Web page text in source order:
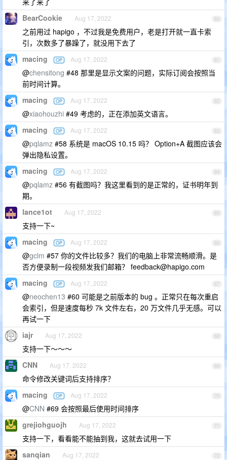
60
BearCookie Aug 17, 2022
之前用过 hapigo ，不过我是免费用户，老是打开就一直卡索
引，次数多了暴躁了，就没用下去了
61
macing OP Aug 17, 2022
@chensitong #48 那里是显示文案的问题，实际订阅会按照当
前时间计算。
62
macing OP Aug 17, 2022
@xiaohouzhi #49 考虑的，正在添加英文语言。
63
macing OP Aug 17, 2022
@pqlamz #58 系统是 macOS 10.15 吗？ Option+A 截图应该会
弹出隐私设置。
64
macing OP Aug 17, 2022
@pqlamz #56 有截图吗？我这里看到的是正常的，证书明年到
期。
65
lance1ot Aug 17, 2022
支持一下~
66
macing OP Aug 17, 2022
@gclm #57 你的文件比较多？我们的电脑上非常流畅顺滑。是
否方便录制一段视频发我们邮箱？ feedback@hapigo.com
67
macing OP Aug 17, 2022
@neochen13 #60 可能是之前版本的 bug 。正常只在每次重启
会索引，但是速度每秒 7k 文件左右，20 万文件几乎无感。可以
再试一下
68
iajr Aug 17, 2022
支持一下～～～
69
CNN Aug 17, 2022
命令修改关键词后支持排序？
70
macing OP Aug 17, 2022
@CNN #69 会按照最后使用时间排序
71
grejiohguojh Aug 17, 2022
支持一下，看看能不能抽到我，这就去试用一下
72
sanqian Aug 17, 2022